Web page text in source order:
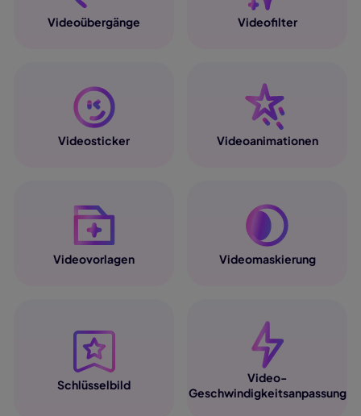
Videoübergänge Videofilter
Videosticker Videoanimationen
Videovorlagen Videomaskierung
Schlüsselbild
Video-
Geschwindigkeitsanpassung